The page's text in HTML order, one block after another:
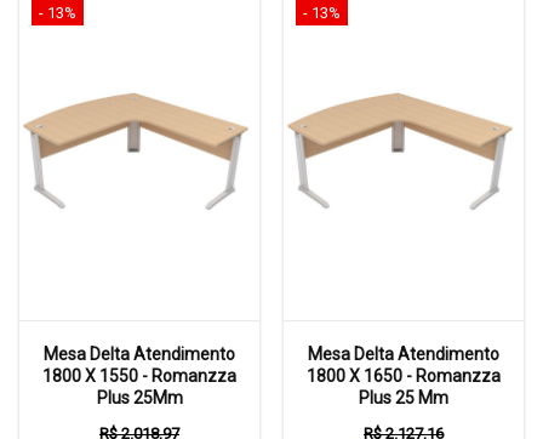
- 13%
Mesa Delta Atendimento
1800 X 1550 - Romanzza
Plus 25Mm
R$ 2.018,97
- 13%
Mesa Delta Atendimento
1800 X 1650 - Romanzza
Plus 25 Mm
R$ 2.127,16